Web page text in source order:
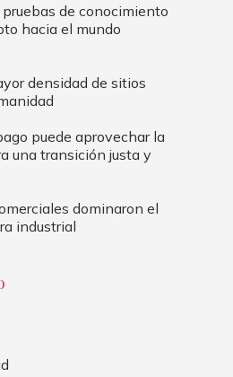
de conocimiento
hacia el mundo
densidad de sitios
puede aprovechar la
una transición justa y
dominaron el
industrial